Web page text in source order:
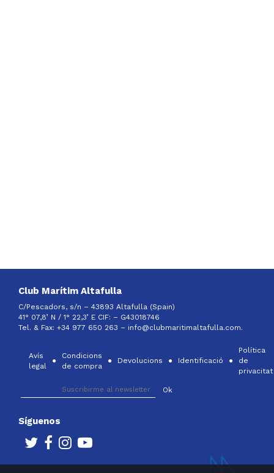
Club Marítim Altafulla
C/Pescadors, s/n – 43893 Altafulla (Spain)
41° 07,8’ N / 1° 22,3’ E CIF: – G43018746
Tel. & Fax: +34 977 650 263 – info@clubmaritimaltafulla.com.
Avís
legal
Condicions
de compra
Devolucions Identificació
Política
de
privacitat
Síguenos